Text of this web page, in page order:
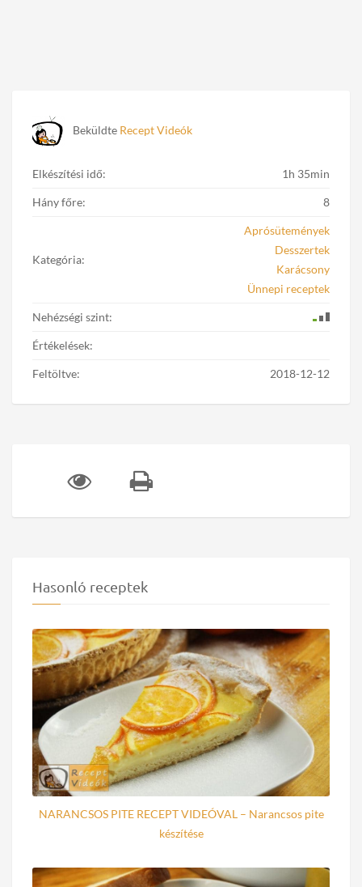
Beküldte Recept Videók
Elkészítési idő: 1h 35min
Hány főre: 8
Kategória:
Aprósütemények
Desszertek
Karácsony
Ünnepi receptek
Nehézségi szint:
Értékelések:
Feltöltve: 2018-12-12
Hasonló receptek
NARANCSOS PITE RECEPT VIDEÓVAL – Narancsos pite
készítése